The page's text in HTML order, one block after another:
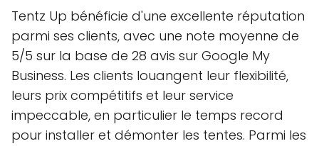
Tentz Up bénéficie d'une excellente réputation
parmi ses clients, avec une note moyenne de
5/5 sur la base de 28 avis sur Google My
Business. Les clients louangent leur flexibilité,
leurs prix compétitifs et leur service
impeccable, en particulier le temps record
pour installer et démonter les tentes. Parmi les